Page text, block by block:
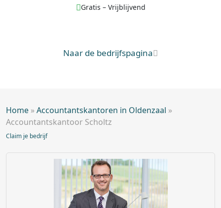
Gratis – Vrijblijvend
Naar de bedrijfspagina
Home »Accountantskantoren in Oldenzaal »
Accountantskantoor Scholtz
Claim je bedrijf